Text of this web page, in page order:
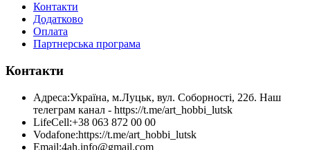
Контакти
Додатково
Оплата
Партнерська програма
Контакти
Адреса:Україна, м.Луцьк, вул. Соборності, 22б. Наш
телеграм канал - https://t.me/art_hobbi_lutsk
LifeCell:+38 063 872 00 00
Vodafone:https://t.me/art_hobbi_lutsk
Email:4ah.info@gmail.com